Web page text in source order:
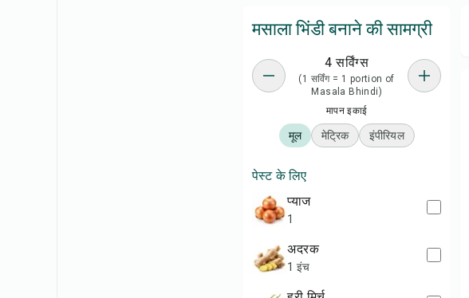
मसाला भिंडी बनाने की सामग्री
4 सर्विंग्स
(1 सर्विंग = 1 portion of
Masala Bhindi)
मापन इकाई
मूल मेट्रिक इंपीरियल
पेस्ट के लिए
प्याज
1
अदरक
1 इंच